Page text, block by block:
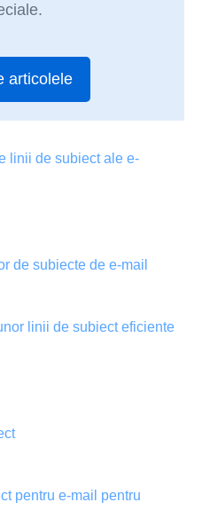
articolele
linii de subiect ale e-
de subiecte de e-mail
linii de subiect eficiente
pentru e-mail pentru